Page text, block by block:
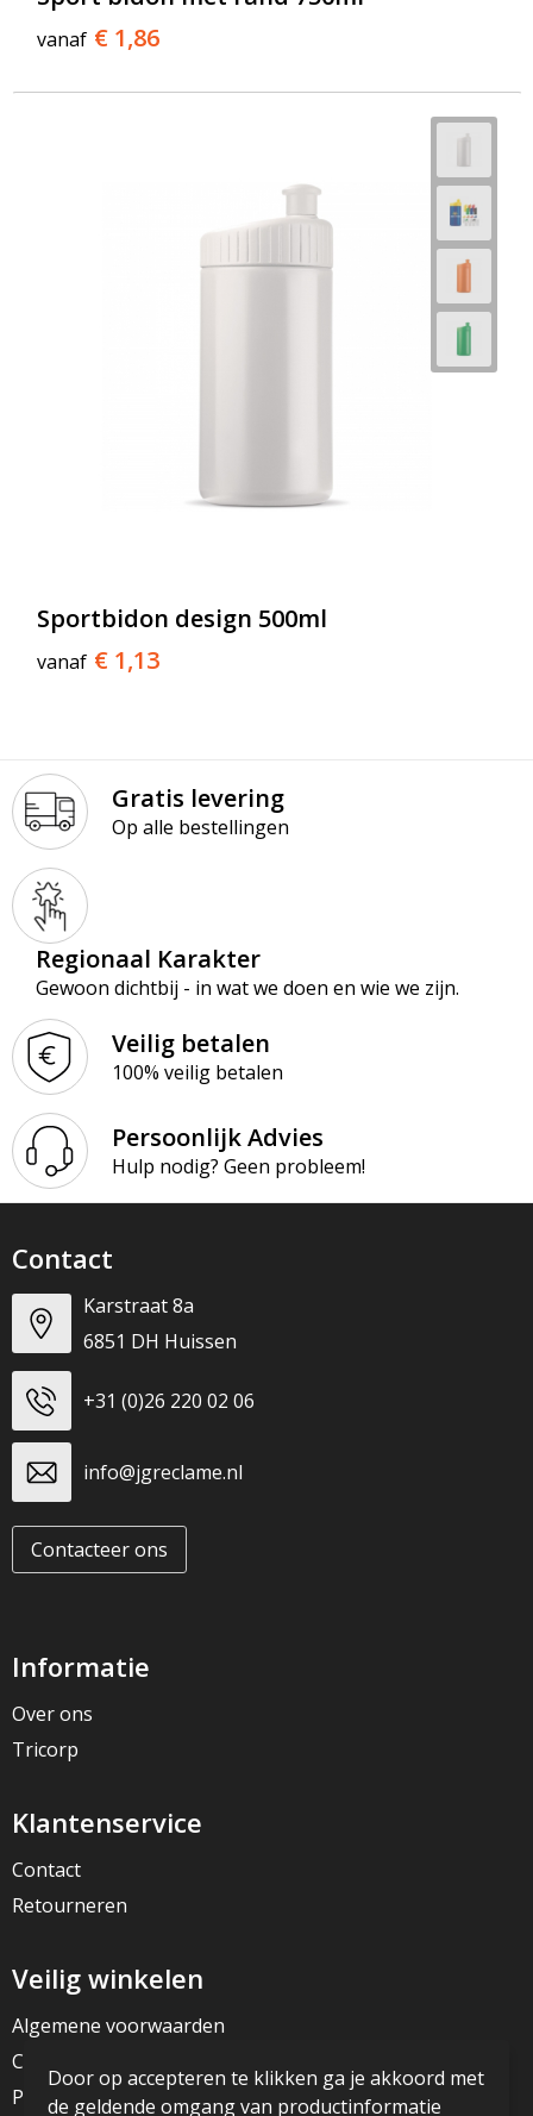
vanaf € 1,86
Sportbidon design 500ml
vanaf € 1,13
Gratis levering
Op alle bestellingen
Regionaal Karakter
Gewoon dichtbij - in wat we doen en wie we zijn.
Veilig betalen
100% veilig betalen
Persoonlijk Advies
Hulp nodig? Geen probleem!
Contact
Karstraat 8a
6851 DH Huissen
+31 (0)26 220 02 06
info@jgreclame.nl
Contacteer ons
Informatie
Over ons
Tricorp
Klantenservice
Contact
Retourneren
Veilig winkelen
Algemene voorwaarden
Cookieverklaring
Privacyverklaring
Door op accepteren te klikken ga je akkoord met
de geldende omgang van productinformatie